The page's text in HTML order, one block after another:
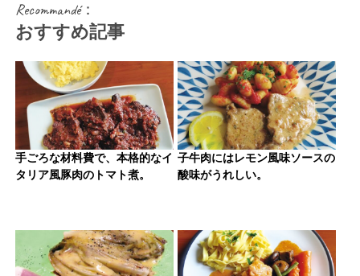
Recommandé：
おすすめ記事
手ごろな材料費で、本格的なイ
タリア風豚肉のトマト煮。
子牛肉にはレモン風味ソースの
酸味がうれしい。